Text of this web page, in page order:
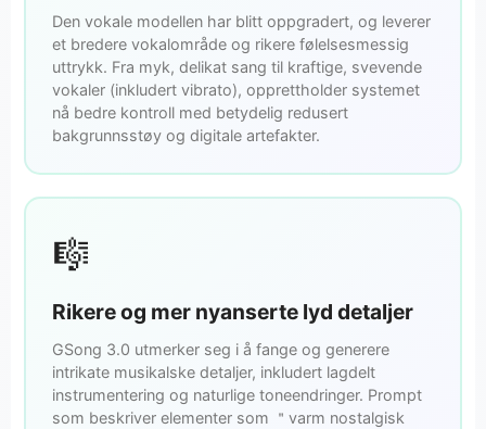
Den vokale modellen har blitt oppgradert, og leverer
et bredere vokalområde og rikere følelsesmessig
uttrykk. Fra myk, delikat sang til kraftige, svevende
vokaler (inkludert vibrato), opprettholder systemet
nå bedre kontroll med betydelig redusert
bakgrunnsstøy og digitale artefakter.
🎼
Rikere og mer nyanserte lyd detaljer
GSong 3.0 utmerker seg i å fange og generere
intrikate musikalske detaljer, inkludert lagdelt
instrumentering og naturlige toneendringer. Prompt
som beskriver elementer som ＂varm nostalgisk